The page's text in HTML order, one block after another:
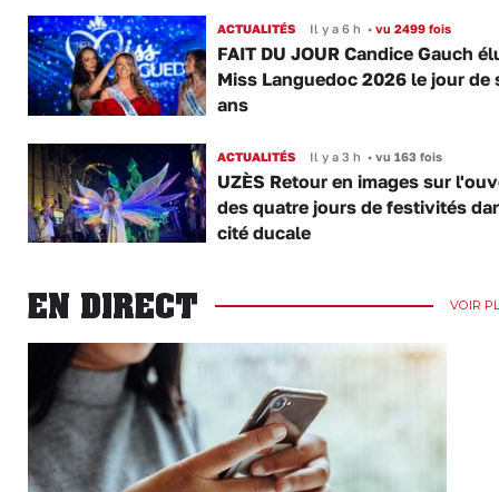
ACTUALITÉS Il y a 6 h •vu 2499 fois
FAIT DU JOUR Candice Gauch
Miss Languedoc 2026 le jour de
ans
ACTUALITÉS Il y a 3 h •vu 163 fois
UZÈS Retour en images sur
des quatre jours de festivités
cité ducale
EN DIRECT VOIR